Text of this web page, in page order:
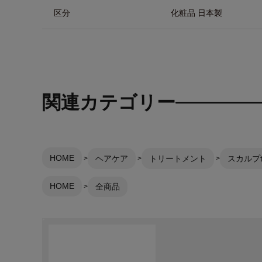
区分 化粧品 日本製
関連カテゴリー
HOME ヘアケア トリートメント スカルプ
HOME 全商品